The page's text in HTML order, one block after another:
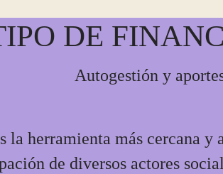
DE
Autogestión y
la herramienta más cercana
de diversos actores